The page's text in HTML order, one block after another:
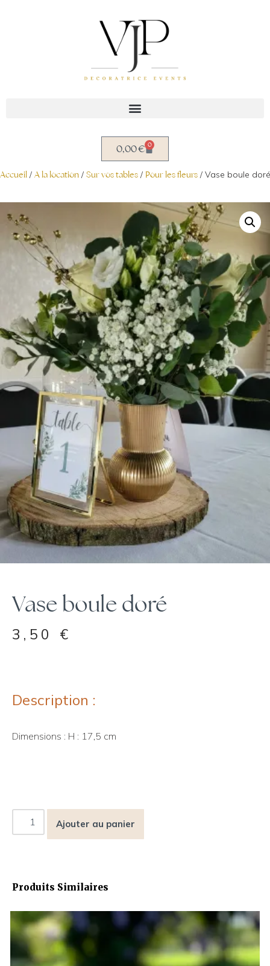
0,00€ 0
Accueil / A la location / Sur vos tables / Pour les fleurs / Vase boule doré
Vase boule doré
3,50 €
Description :
Dimensions : H : 17,5 cm
Ajouter au panier
Produits Similaires